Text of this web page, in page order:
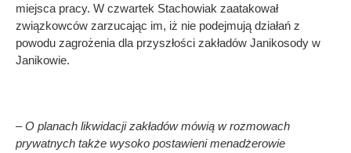
miejsca pracy. W czwartek Stachowiak zaatakował
związkowców zarzucając im, iż nie podejmują działań z
powodu zagrożenia dla przyszłości zakładów Janikosody w
Janikowie.
– O planach likwidacji zakładów mówią w rozmowach
prywatnych także wysoko postawieni menadżerowie